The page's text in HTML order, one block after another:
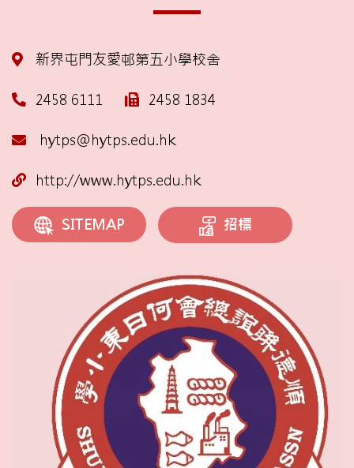
新界屯門友愛邨第五小學校舍
2458 6111 2458 1834
hytps@hytps.edu.hk
http://www.hytps.edu.hk
SITEMAP 招標